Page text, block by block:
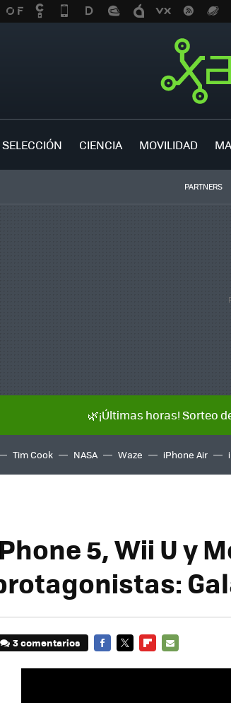
CIENCIA MOVILIDAD
PARTNERS
🌿¡Últimas horas! Sorteo
Tim Cook NASA Waze iPhone Air
5, Wii U y
3 comentarios